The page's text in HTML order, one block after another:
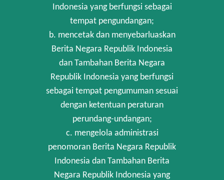
Indonesia yang berfungsi sebagai
tempat pengundangan;
b. mencetak dan menyebarluaskan
Berita Negara Republik Indonesia
dan Tambahan Berita Negara
Republik Indonesia yang berfungsi
sebagai tempat pengumuman sesuai
dengan ketentuan peraturan
perundang-undangan;
c. mengelola administrasi
penomoran Berita Negara Republik
Indonesia dan Tambahan Berita
Negara Republik Indonesia yang